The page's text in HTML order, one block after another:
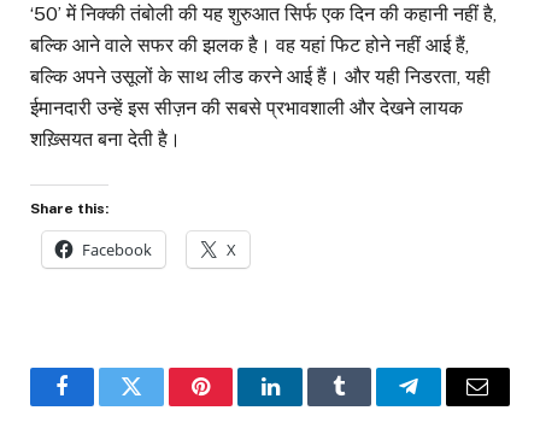
‘50’ में निक्की तंबोली की यह शुरुआत सिर्फ एक दिन की कहानी नहीं है,
बल्कि आने वाले सफर की झलक है। वह यहां फिट होने नहीं आई हैं,
बल्कि अपने उसूलों के साथ लीड करने आई हैं। और यही निडरता, यही
ईमानदारी उन्हें इस सीज़न की सबसे प्रभावशाली और देखने लायक
शख़्सियत बना देती है।
Share this:
Facebook X
FacebookTwitter PinterestLinkedInTumblr TelegramEmail